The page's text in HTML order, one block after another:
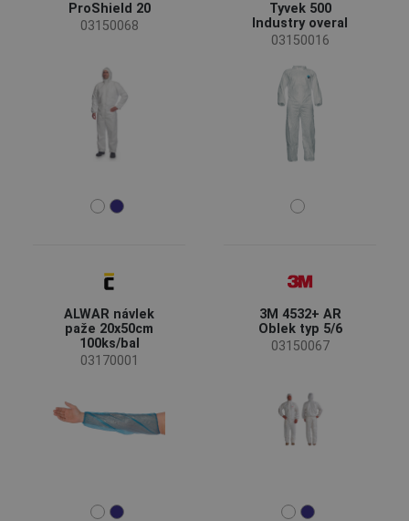
ProShield 20
03150068
Tyvek 500
Industry overal
03150016
ALWAR návlek
paže 20x50cm
100ks/bal
03170001
3M 4532+ AR
Oblek typ 5/6
03150067